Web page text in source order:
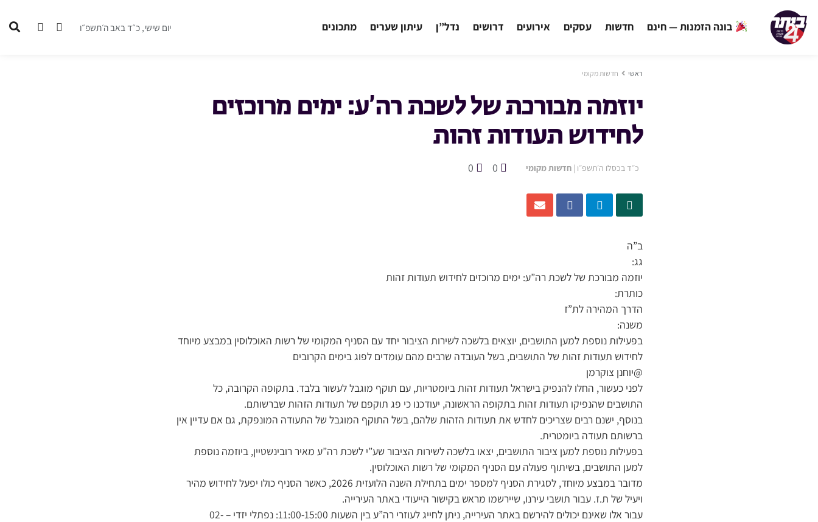
בונה הזמנות — חינם חדשות עסקים אירועים דרושים נדל”ן עיתון שערים מתכונים יום שישי, כ״ד באב ה׳תשפ״ו
ראשי חדשות מקומי
יוזמה מבורכת של לשכת רה’ע: ימים מרוכזים
לחידוש תעודות זהות
כ״ד בכסלו ה׳תשפ״ו | חדשות מקומי 0
0
ב”ה
גג:
יוזמה מבורכת של לשכת רה”ע: ימים מרוכזים לחידוש תעודות זהות
כותרת:
הדרך המהירה לת”ז
משנה:
בפעילות נוספת למען התושבים, יוצאים בלשכה לשירות הציבור יחד עם הסניף המקומי של רשות האוכלוסין במבצע מיוחד
לחידוש תעודות זהות של התושבים, בשל העובדה שרבים מהם עומדים לפוג בימים הקרובים
@יוחנן צוקרמן
לפני כעשור, החלו להנפיק בישראל תעודות זהות ביומטריות, עם תוקף מוגבל לעשור בלבד. בתקופה הקרובה, כל
התושבים שהנפיקו תעודות זהות בתקופה הראשונה, יעודכנו כי פג תוקפם של תעודות הזהות שברשותם.
בנוסף, ישנם רבים שצריכים לחדש את תעודות הזהות שלהם, בשל התוקף המוגבל של התעודה המונפקת, גם אם עדיין אין
ברשותם תעודה ביומטרית.
בפעילות נוספת למען ציבור התושבים, יצאו בלשכה לשירות הציבור שע”י לשכת רה”ע מאיר רובינשטיין, ביוזמה נוספת
למען התושבים, בשיתוף פעולה עם הסניף המקומי של רשות האוכלוסין.
מדובר במבצע מיוחד, לסגירת הסניף למספר ימים בתחילת השנה הלועזית 2026, כאשר הסניף כולו יפעל לחידוש מהיר
ויעיל של ת.ז. עבור תושבי עירנו, שיירשמו מראש בקישור הייעודי באתר העירייה.
עבור אלו שאינם יכולים להירשם באתר העירייה, ניתן לחייג לעוזרי רה”ע בין השעות 11:00-15:00: נפתלי יזדי – 02-